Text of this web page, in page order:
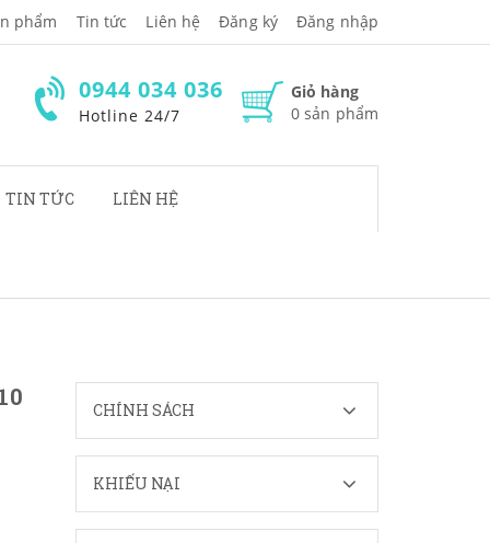
phẩm Tin tức Liên hệ Đăng ký Đăng nhập
Giỏ hàng
0 sản phẩm
0944 034 036
Hotline 24/7
TIN TỨC LIÊN HỆ
CHÍNH SÁCH
KHIẾU NẠI